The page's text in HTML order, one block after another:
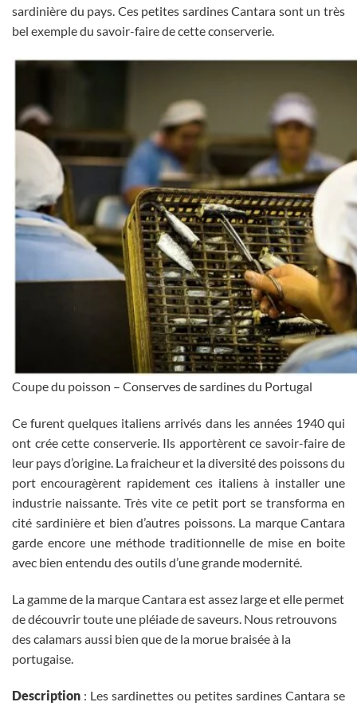
sardinière du pays. Ces petites sardines Cantara sont un très
bel exemple du savoir-faire de cette conserverie.
Coupe du poisson – Conserves de sardines du Portugal
Ce furent quelques italiens arrivés dans les années 1940 qui
ont crée cette conserverie. Ils apportèrent ce savoir-faire de
leur pays d’origine. La fraicheur et la diversité des poissons du
port encouragèrent rapidement ces italiens à installer une
industrie naissante. Très vite ce petit port se transforma en
cité sardinière et bien d’autres poissons. La marque Cantara
garde encore une méthode traditionnelle de mise en boite
avec bien entendu des outils d’une grande modernité.
La gamme de la marque Cantara est assez large et elle permet
de découvrir toute une pléiade de saveurs. Nous retrouvons
des calamars aussi bien que de la morue braisée à la
portugaise.
Description : Les sardinettes ou petites sardines Cantara se